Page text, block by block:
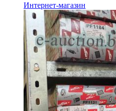
Интернет-магазин